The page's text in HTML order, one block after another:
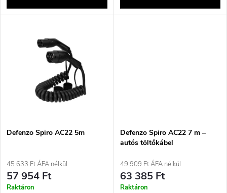
n
é
e
l
j
a
Defenzo Spiro AC22 5m
45 633 Ft ÁFA nélkül
57 954 Ft
Raktáron
Defenzo Spiro AC22 7 m –
autós töltőkábel
49 909 Ft ÁFA nélkül
63 385 Ft
Raktáron